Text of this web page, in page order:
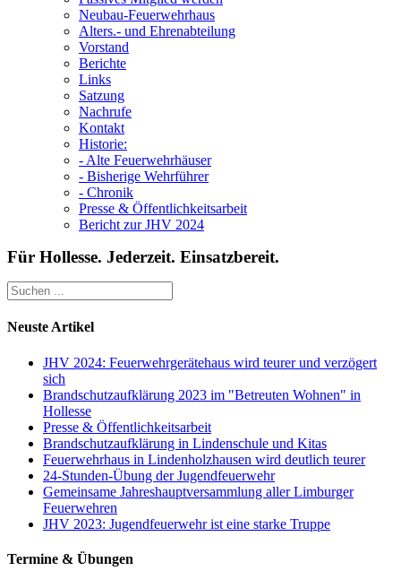
Neubau-Feuerwehrhaus
Alters.- und Ehrenabteilung
Vorstand
Berichte
Links
Satzung
Nachrufe
Kontakt
Historie:
- Alte Feuerwehrhäuser
- Bisherige Wehrführer
- Chronik
Presse & Öffentlichkeitsarbeit
Bericht zur JHV 2024
Für Hollesse. Jederzeit. Einsatzbereit.
Neuste Artikel
JHV 2024: Feuerwehrgerätehaus wird teurer und verzögert
sich
Brandschutzaufklärung 2023 im "Betreuten Wohnen" in
Hollesse
Presse & Öffentlichkeitsarbeit
Brandschutzaufklärung in Lindenschule und Kitas
Feuerwehrhaus in Lindenholzhausen wird deutlich teurer
24-Stunden-Übung der Jugendfeuerwehr
Gemeinsame Jahreshauptversammlung aller Limburger
Feuerwehren
JHV 2023: Jugendfeuerwehr ist eine starke Truppe
Termine & Übungen